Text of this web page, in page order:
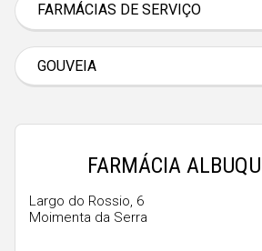
FARMÁCIAS DE SERVIÇO
Braga
Bragança
Castelo Branco
Évora
GOUVEIA
FARMÁCIA
Largo do Rossio, 6
Moimenta da Serra